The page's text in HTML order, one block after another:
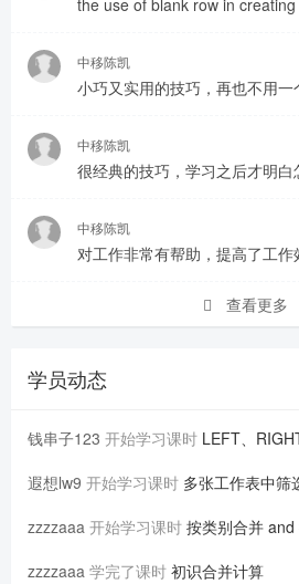
the use of blank row in
中移陈凯
小巧又实用的技巧，再也不用一
中移陈凯
很经典的技巧，学习之后才明白
中移陈凯
对工作非常有帮助，提高了工作
查看更多
学员动态
钱串子123 开始学习课时 LEFT、
遐想lw9 开始学习课时 多张工作表中筛
zzzzaaa 开始学习课时 按类别合并
zzzzaaa 学完了课时 初识合并计算